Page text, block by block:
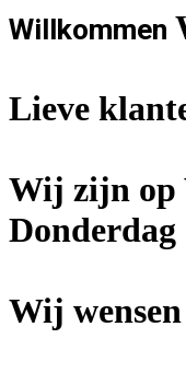
Willkommen
Lieve
Wij zijn op
Donderdag
Wij